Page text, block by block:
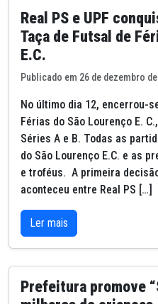
Real PS e UPF
Taça de Futsal de
E.C.
Publicado em 26 de dezembro
No último dia 12, encerrou-
Férias do São Lourenço E.
Séries A e B. Todas as
do São Lourenço E.C. e as
e troféus. A primeira
aconteceu entre Real PS […]
Ler mais
Prefeitura promove